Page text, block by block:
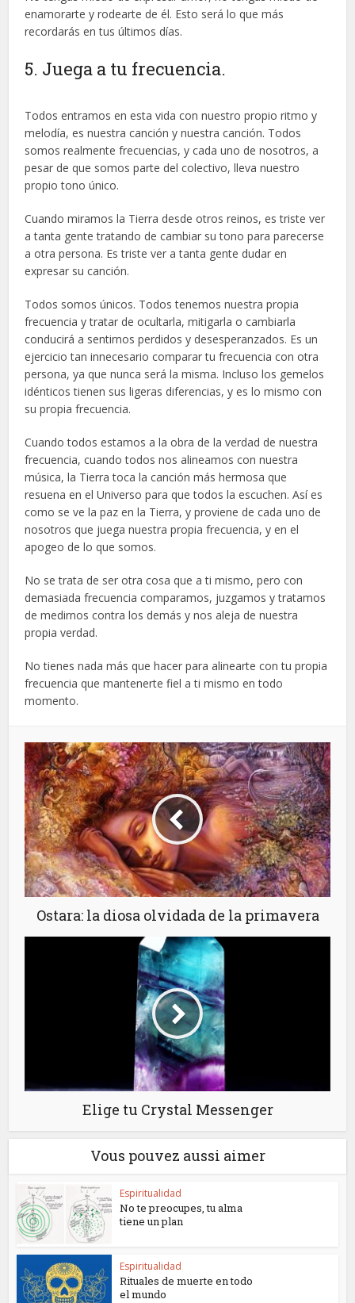
enamorarte y rodearte de él. Esto será lo que más
recordarás en tus últimos días.
5. Juega a tu frecuencia.
Todos entramos en esta vida con nuestro propio ritmo y
melodía, es nuestra canción y nuestra canción. Todos
somos realmente frecuencias, y cada uno de nosotros, a
pesar de que somos parte del colectivo, lleva nuestro
propio tono único.
Cuando miramos la Tierra desde otros reinos, es triste ver
a tanta gente tratando de cambiar su tono para parecerse
a otra persona. Es triste ver a tanta gente dudar en
expresar su canción.
Todos somos únicos. Todos tenemos nuestra propia
frecuencia y tratar de ocultarla, mitigarla o cambiarla
conducirá a sentirnos perdidos y desesperanzados. Es un
ejercicio tan innecesario comparar tu frecuencia con otra
persona, ya que nunca será la misma. Incluso los gemelos
idénticos tienen sus ligeras diferencias, y es lo mismo con
su propia frecuencia.
Cuando todos estamos a la obra de la verdad de nuestra
frecuencia, cuando todos nos alineamos con nuestra
música, la Tierra toca la canción más hermosa que
resuena en el Universo para que todos la escuchen. Así es
como se ve la paz en la Tierra, y proviene de cada uno de
nosotros que juega nuestra propia frecuencia, y en el
apogeo de lo que somos.
No se trata de ser otra cosa que a ti mismo, pero con
demasiada frecuencia comparamos, juzgamos y tratamos
de medirnos contra los demás y nos aleja de nuestra
propia verdad.
No tienes nada más que hacer para alinearte con tu propia
frecuencia que mantenerte fiel a ti mismo en todo
momento.
Ostara: la diosa olvidada de la primavera
Elige tu Crystal Messenger
Vous pouvez aussi aimer
Espiritualidad
No te preocupes, tu alma
tiene un plan
Espiritualidad
Rituales de muerte en todo
el mundo